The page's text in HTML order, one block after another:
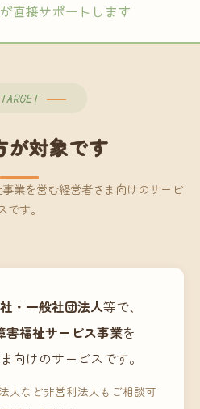
直接サポートします
TARGET
が対象です
業を営む経営者さま向けのサービ
です。
・一般社団法人等で、
害福祉サービス事業を
向けのサービスです。
人など非営利法人もご相談可